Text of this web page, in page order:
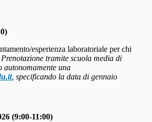
esperienza laboratoriale per chi
Prenotazione tramite scuola media di
autonomamente una
, specificando la data di gennaio
(9:00-11:00)